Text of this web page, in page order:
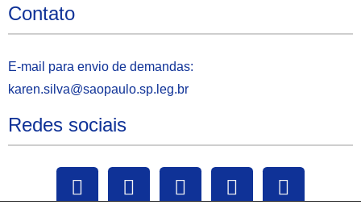
Contato
E-mail para envio de demandas:
karen.silva@saopaulo.sp.leg.br
Redes sociais